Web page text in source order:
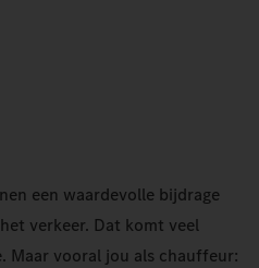
een waardevolle bijdrage
verkeer. Dat komt veel
Maar vooral jou als chauffeur: